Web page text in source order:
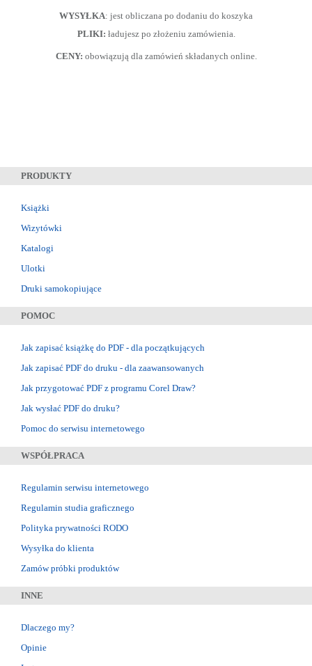
WYSYŁKA: jest obliczana po dodaniu do koszyka
PLIKI: ładujesz po złożeniu zamówienia.
CENY: obowiązują dla zamówień składanych online.
PRODUKTY
Książki
Wizytówki
Katalogi
Ulotki
Druki samokopiujące
POMOC
Jak zapisać książkę do PDF - dla początkujących
Jak zapisać PDF do druku - dla zaawansowanych
Jak przygotować PDF z programu Corel Draw?
Jak wysłać PDF do druku?
Pomoc do serwisu internetowego
WSPÓŁPRACA
Regulamin serwisu internetowego
Regulamin studia graficznego
Polityka prywatności RODO
Wysyłka do klienta
Zamów próbki produktów
INNE
Dlaczego my?
Opinie